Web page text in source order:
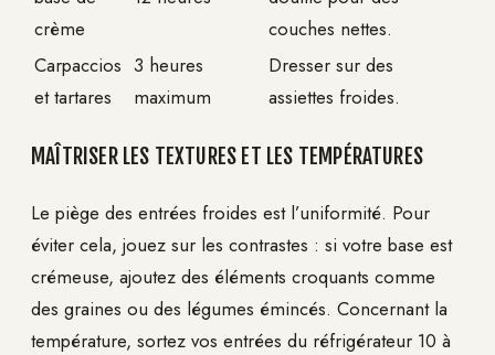
crème
couches nettes.
Carpaccios
et tartares
3 heures
maximum
Dresser sur des
assiettes froides.
MAÎTRISER LES TEXTURES ET LES TEMPÉRATURES
Le piège des entrées froides est l’uniformité. Pour
éviter cela, jouez sur les contrastes : si votre base est
crémeuse, ajoutez des éléments croquants comme
des graines ou des légumes émincés. Concernant la
température, sortez vos entrées du réfrigérateur 10 à